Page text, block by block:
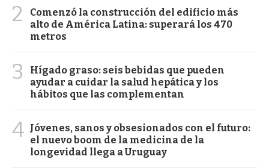
2
Comenzó la construcción del edificio más
alto de América Latina: superará los 470
metros
3
Hígado graso: seis bebidas que pueden
ayudar a cuidar la salud hepática y los
hábitos que las complementan
4 Jóvenes, sanos y obsesionados con el futuro:
el nuevo boom de la medicina de la
longevidad llega a Uruguay